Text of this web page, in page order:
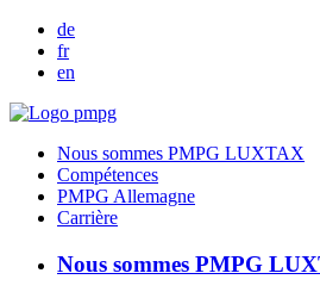
de
fr
en
Nous sommes PMPG LUXTAX
Compétences
PMPG Allemagne
Carrière
Nous sommes PMPG